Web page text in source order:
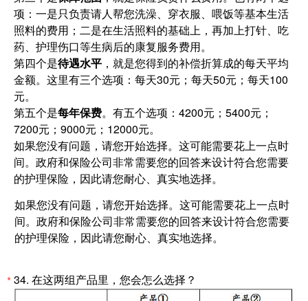
项：一是只负责请人帮您洗澡、穿衣服、喂饭等基本生活
照料的费用；二是在生活照料的基础上，再加上打针、吃
药、护理伤口等生病后的康复服务费用。
第四个是待遇水平 ，就是您得到的补偿折算成的每天平均
金额。这里有三个选项：每天30元；每天50元；每天100
元。
第五个是每年保费。有五个选项：4200元；5400元；
7200元；9000元；12000元。
如果您没有问题，请您开始选择。这可能需要花上一点时
间。政府和保险公司非常需要您的回答来设计符合您需要
的护理保险，因此请您耐心、真实地选择。
如果您没有问题，请您开始选择。这可能需要花上一点时
间。政府和保险公司非常需要您的回答来设计符合您需要
的护理保险，因此请您耐心、真实地选择。
*34. 在这两组产品里，您会怎么选择？